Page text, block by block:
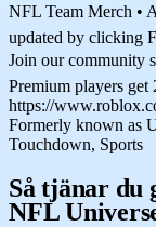
NFL Team Merch •
updated by clicking
Join our community
Premium players
https://
Formerly known as
Touchdown, Sports
Så tjänar du
NFL